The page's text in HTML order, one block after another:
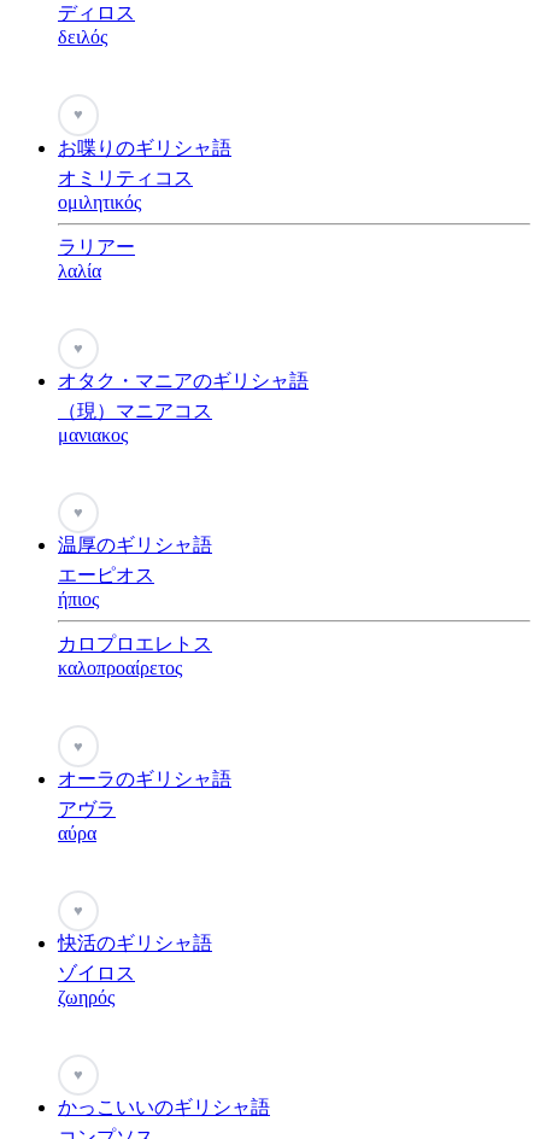
ディロス
δειλός
♥
お喋りのギリシャ語
オミリティコス
ομιλητικός
ラリアー
λαλία
♥
オタク・マニアのギリシャ語
（現）マニアコス
μανιακος
♥
温厚のギリシャ語
エーピオス
ήπιος
カロプロエレトス
καλοπροαίρετος
♥
オーラのギリシャ語
アヴラ
αύρα
♥
快活のギリシャ語
ゾイロス
ζωηρός
♥
かっこいいのギリシャ語